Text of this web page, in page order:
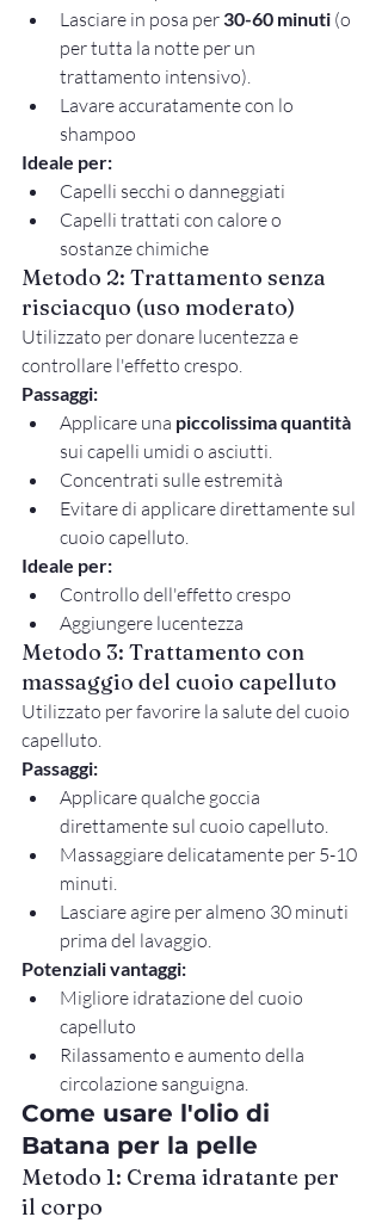
Lasciare in posa per 30-60 minuti (o
per tutta la notte per un
trattamento intensivo).
Lavare accuratamente con lo
shampoo
Ideale per:
Capelli secchi o danneggiati
Capelli trattati con calore o
sostanze chimiche
Metodo 2: Trattamento senza
risciacquo (uso moderato)
Utilizzato per donare lucentezza e
controllare l'effetto crespo.
Passaggi:
Applicare una piccolissima quantità
sui capelli umidi o asciutti.
Concentrati sulle estremità
Evitare di applicare direttamente sul
cuoio capelluto.
Ideale per:
Controllo dell'effetto crespo
Aggiungere lucentezza
Metodo 3: Trattamento con
massaggio del cuoio capelluto
Utilizzato per favorire la salute del cuoio
capelluto.
Passaggi:
Applicare qualche goccia
direttamente sul cuoio capelluto.
Massaggiare delicatamente per 5-10
minuti.
Lasciare agire per almeno 30 minuti
prima del lavaggio.
Potenziali vantaggi:
Migliore idratazione del cuoio
capelluto
Rilassamento e aumento della
circolazione sanguigna.
Come usare l'olio di
Batana per la pelle
Metodo 1: Crema idratante per
il corpo